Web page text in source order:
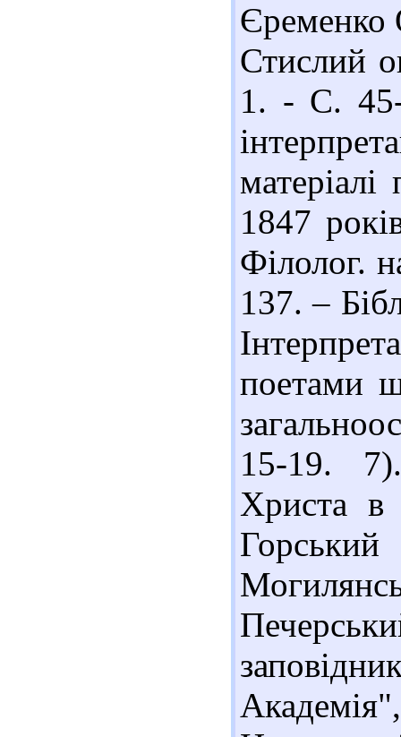
Єременко
Стислий
1. - С.
1847
Філолог.
137. –
поетами
15-19.
Христа в